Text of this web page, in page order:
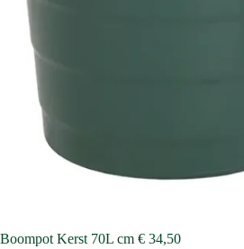
Boompot Kerst 70L cm € 34,50